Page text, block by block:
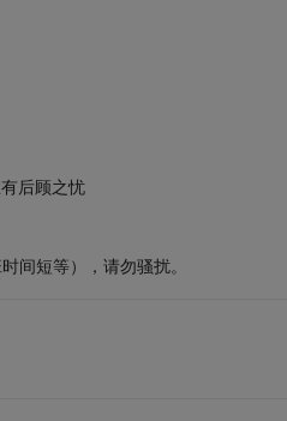
后顾之忧
间短等），请勿骚扰。